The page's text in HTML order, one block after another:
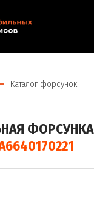
Каталог форсунок
ФОРСУНКА